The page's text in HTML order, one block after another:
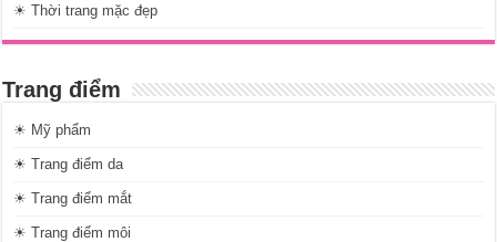
☀ Thời trang mặc đẹp
Trang điểm
☀ Mỹ phẩm
☀ Trang điểm da
☀ Trang điểm mắt
☀ Trang điểm môi